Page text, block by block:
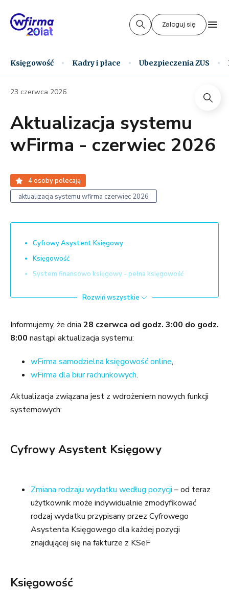
Zaloguj się
Księgowość Kadry i płace Ubezpieczenia ZUS
23 czerwca 2026
Aktualizacja systemu
wFirma - czerwiec 2026
4osoby polecają
aktualizacja systemu wfirma czerwiec 2026
Cyfrowy Asystent Księgowy
Księgowość
System finansowo księgowy - pełna księgowość
Funkcje dedykowane biurom rachunkowym
Rozwiń wszystkie
Informujemy, że dnia 28 czerwca od godz. 3:00 do godz.
8:00 nastąpi aktualizacja systemu:
wFirma samodzielna księgowość online,
wFirma dla biur rachunkowych.
Aktualizacja związana jest z wdrożeniem nowych funkcji
systemowych:
Cyfrowy Asystent Księgowy
Zmiana rodzaju wydatku według pozycji – od teraz
użytkownik może indywidualnie zmodyfikować
rodzaj wydatku przypisany przez Cyfrowego
Asystenta Księgowego dla każdej pozycji
znajdującej się na fakturze z KSeF
Księgowość